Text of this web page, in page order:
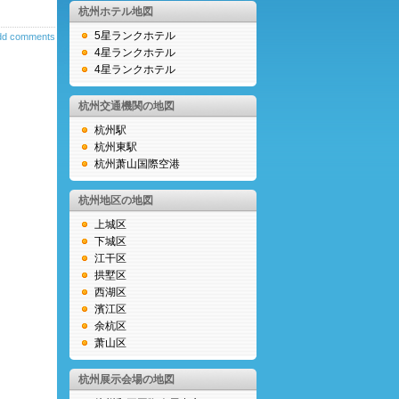
comments
杭州ホテル地図
5星ランクホテル
4星ランクホテル
4星ランクホテル
杭州交通機関の地図
杭州駅
杭州東駅
杭州萧山国際空港
杭州地区の地図
上城区
下城区
江干区
拱墅区
西湖区
濱江区
余杭区
萧山区
杭州展示会場の地図